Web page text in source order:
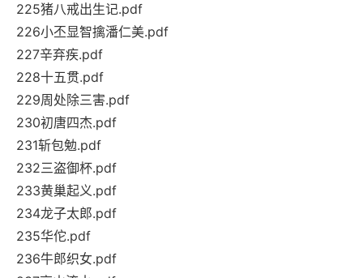
225猪八戒出生记.pdf
226小丕显智擒潘仁美.pdf
227辛弃疾.pdf
228十五贯.pdf
229周处除三害.pdf
230初唐四杰.pdf
231斩包勉.pdf
232三盗御杯.pdf
233黄巢起义.pdf
234龙子太郎.pdf
235华佗.pdf
236牛郎织女.pdf